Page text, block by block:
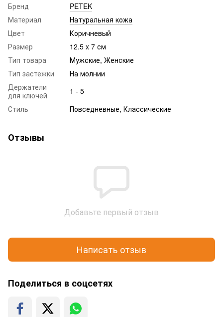
Бренд
PETEK
Материал
Натуральная кожа
Цвет
Коричневый
Размер
12.5 x 7 см
Тип товара
Мужские, Женские
Тип застежки
На молнии
Держатели
для ключей
1 - 5
Стиль
Повседневные, Классические
Отзывы
Добавьте первый отзыв
Написать отзыв
Поделиться в соцсетях